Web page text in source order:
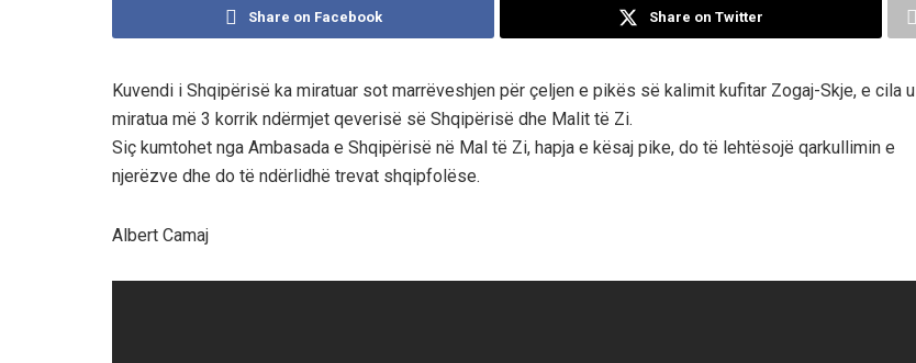
Share on Facebook Share on Twitter
Kuvendi i Shqipërisë ka miratuar sot marrëveshjen për çeljen e pikës së kalimit kufitar Zogaj-Skje, e cila u
miratua më 3 korrik ndërmjet qeverisë së Shqipërisë dhe Malit të Zi.
Siç kumtohet nga Ambasada e Shqipërisë në Mal të Zi, hapja e kësaj pike, do të lehtësojë qarkullimin e
njerëzve dhe do të ndërlidhë trevat shqipfolëse.
Albert Camaj